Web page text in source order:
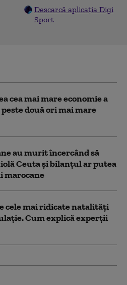
Descarcă aplicația Digi
Sport
cea mai mare economie a
două ori mai mare
au murit încercând să
Ceuta şi bilanţul ar putea
marocane
cele mai ridicate natalități
Cum explică experții